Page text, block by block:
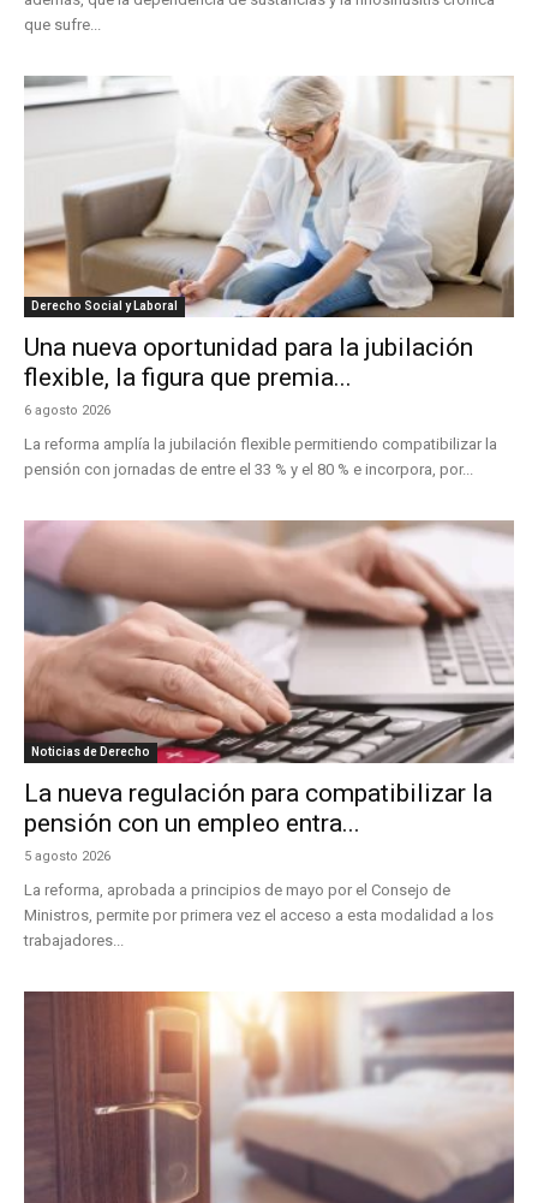
que sufre...
Derecho Social y Laboral
Una nueva oportunidad para la jubilación
flexible, la figura que premia...
6 agosto 2026
La reforma amplía la jubilación flexible permitiendo compatibilizar la
pensión con jornadas de entre el 33 % y el 80 % e incorpora, por...
Noticias de Derecho
La nueva regulación para compatibilizar la
pensión con un empleo entra...
5 agosto 2026
La reforma, aprobada a principios de mayo por el Consejo de
Ministros, permite por primera vez el acceso a esta modalidad a los
trabajadores...